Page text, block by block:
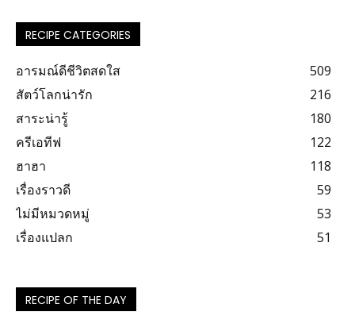
RECIPE CATEGORIES
อารมณ์ดีชีวิตสดใส
509
สัตว์โลกน่ารัก
216
สาระน่ารู้
180
ครีเอทีฟ
122
ฮาฮา
118
เรื่องราวดี
59
ไม่มีหมวดหมู่
53
เรื่องแปลก
51
RECIPE OF THE DAY